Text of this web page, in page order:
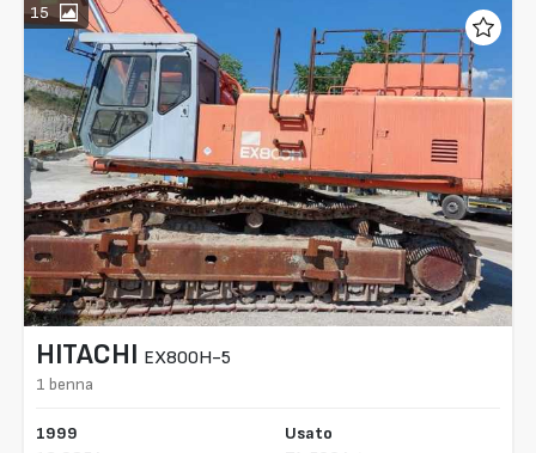
15
HITACHI EX800H-5
1 benna
1999
Usato